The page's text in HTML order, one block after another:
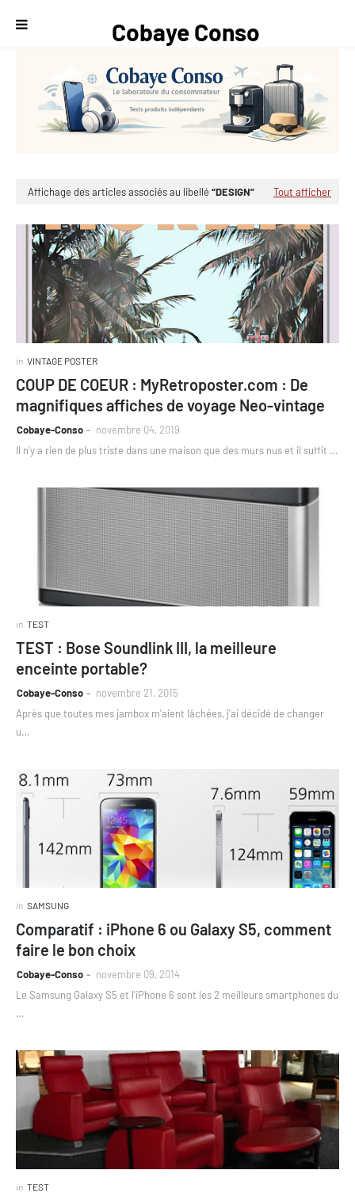
Cobaye Conso
— Le
laboratoire du
Affichage des articles associés au libellé DESIGN Tout afficher
in VINTAGE POSTER
COUP DE COEUR : MyRetroposter.com : De
magnifiques affiches de voyage Neo-vintage
Cobaye-Conso
novembre 04, 2019
Il n'y a rien de plus triste dans une maison que des murs nus et il suffit …
in TEST
TEST : Bose Soundlink III, la meilleure
enceinte portable?
Cobaye-Conso
novembre 21, 2015
Après que toutes mes jambox m'aient lâchées, j'ai décidé de changer
u…
in SAMSUNG
Comparatif : iPhone 6 ou Galaxy S5, comment
faire le bon choix
Cobaye-Conso
novembre 09, 2014
Le Samsung Galaxy S5 et l'iPhone 6 sont les 2 meilleurs smartphones du
…
in TEST